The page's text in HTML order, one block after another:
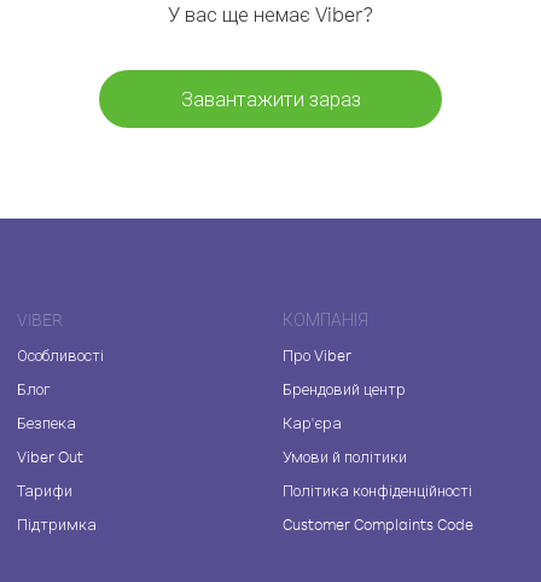
У вас ще немає Viber?
Завантажити зараз
VIBER
Особливості
Блог
Безпека
Viber Out
Тарифи
Підтримка
КОМПАНІЯ
Про Viber
Брендовий центр
Кар'єра
Умови й політики
Політика конфіденційності
Customer Complaints Code